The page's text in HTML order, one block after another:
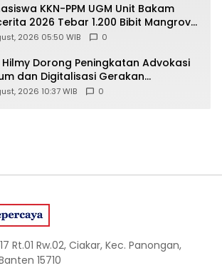
KKN-PPM UGM Unit Bakam
2026 Tebar 1.200 Bibit Mangrove
Air Layang
2026 05:50 WIB 0
Hilmy Dorong Peningkatan Advokasi
dan Digitalisasi Gerakan
Kualitas PMII DIY
2026 10:37 WIB 0
Rt.01 Rw.02, Ciakar, Kec. Panongan,
15710